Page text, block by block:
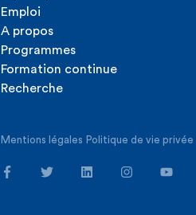
Emploi
A propos
Programmes
Formation continue
Recherche
Mentions légales Politique de vie privée